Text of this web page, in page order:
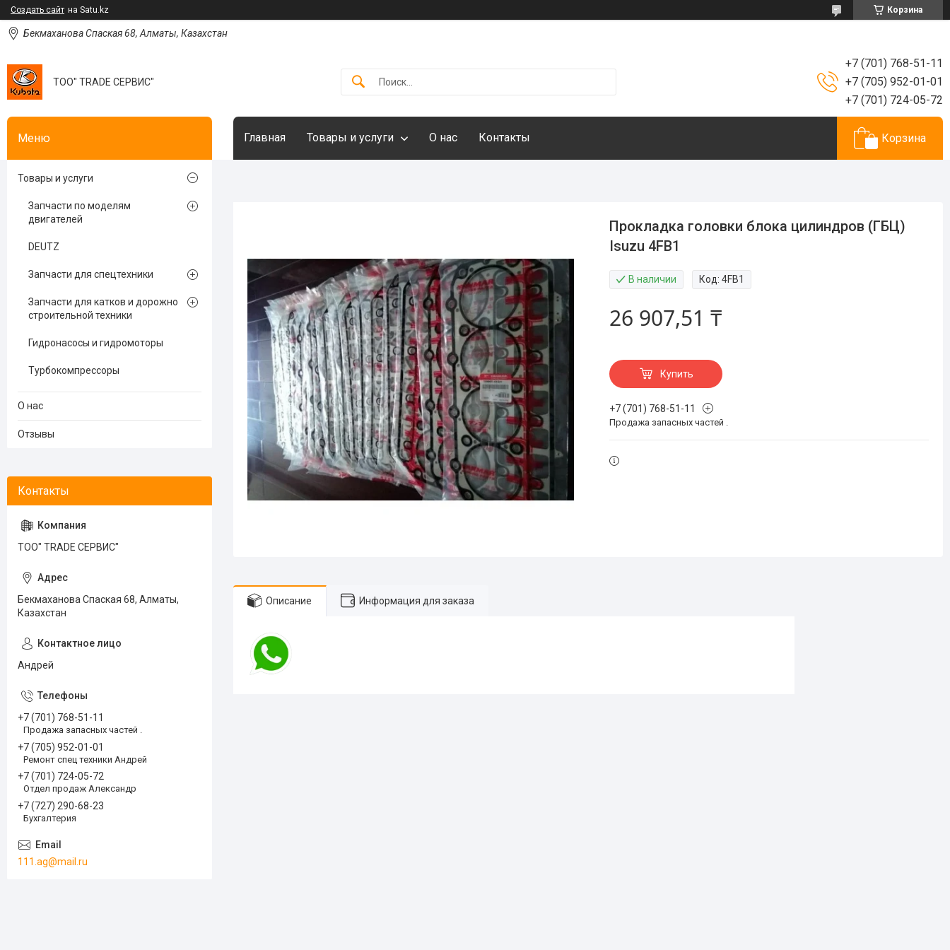
Создать сайт на Satu.kz Корзина
Бекмаханова Спаская 68, Алматы, Казахстан
ТОО" TRADE СЕРВИС"
+7 (701) 768-51-11
+7 (705) 952-01-01
+7 (701) 724-05-72
Главная Товары и услуги О нас Контакты Корзина
Прокладка головки блока цилиндров (ГБЦ)
Isuzu 4FB1
В наличии Код:4FB1
26 907,51 ₸
Купить
+7 (701) 768-51-11
Продажа запасных частей .
Описание Информация для заказа
Товары и услуги
Запчасти по моделям
двигателей
DEUTZ
Запчасти для спецтехники
Запчасти для катков и дорожно
строительной техники
Гидронасосы и гидромоторы
Турбокомпрессоры
О нас
Отзывы
ТОО" TRADE СЕРВИС"
Бекмаханова Спаская 68, Алматы,
Казахстан
Андрей
+7 (701) 768-51-11
Продажа запасных частей .
+7 (705) 952-01-01
Ремонт спец техники Андрей
+7 (701) 724-05-72
Отдел продаж Александр
+7 (727) 290-68-23
Бухгалтерия
111.ag@mail.ru